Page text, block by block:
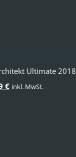
Ultimate 2018
€Aktueller
inkl. MwSt.